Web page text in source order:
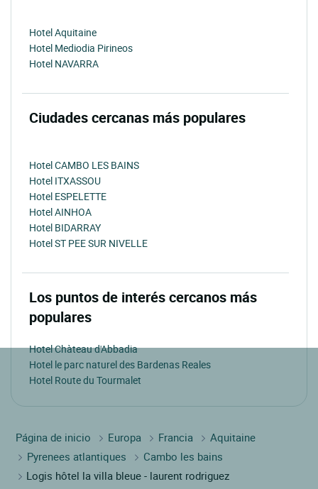
Hotel Aquitaine
Hotel Mediodia Pirineos
Hotel NAVARRA
Ciudades cercanas más populares
Hotel CAMBO LES BAINS
Hotel ITXASSOU
Hotel ESPELETTE
Hotel AINHOA
Hotel BIDARRAY
Hotel ST PEE SUR NIVELLE
Los puntos de interés cercanos más
populares
Hotel Chàteau d'Abbadia
Hotel le parc naturel des Bardenas Reales
Hotel Route du Tourmalet
Página de inicio Europa Francia
Aquitaine
Pyrenees atlantiques
Cambo les bains
Logis hôtel la villa bleue - laurent rodriguez